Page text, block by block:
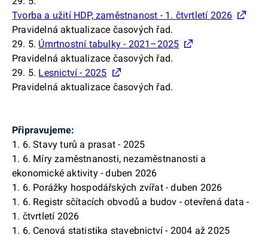
Tvorba a užití HDP, zaměstnanost - 1. čtvrtletí 2026
Pravidelná aktualizace časových řad.
29. 5. Úmrtnostní tabulky - 2021–2025
Pravidelná aktualizace časových řad.
29. 5. Lesnictví - 2025
Pravidelná aktualizace časových řad.
Připravujeme:
1. 6. Stavy turů a prasat - 2025
1. 6. Míry zaměstnanosti, nezaměstnanosti a
ekonomické aktivity - duben 2026
1. 6. Porážky hospodářských zvířat - duben 2026
1. 6. Registr sčítacích obvodů a budov - otevřená data -
1. čtvrtletí 2026
1. 6. Cenová statistika stavebnictví - 2004 až 2025